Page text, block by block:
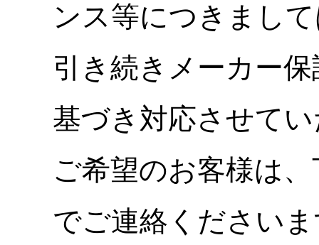
ンス等につきまし
引き続きメーカー
基づき対応させて
ご希望のお客様は
でご連絡ください